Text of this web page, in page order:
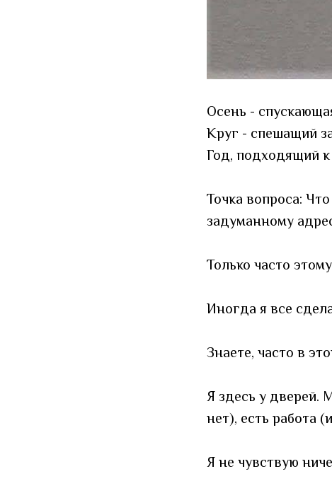
Осень -
Круг - спешащий
Год, подходящий
Точка вопроса:
задуманному
Только часто
Иногда я все
Знаете, часто в
Я здесь у дверей.
нет), есть работа
Я не чувствую